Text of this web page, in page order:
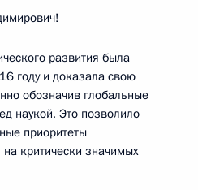
развития была
году и доказала свою
обозначив глобальные
наукой. Это позволило
приоритеты
на критически значимых